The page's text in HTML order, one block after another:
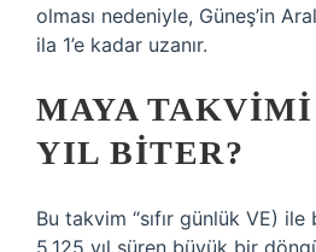
olması nedeniyle, Güneş’in
ila 1’e kadar uzanır.
MAYA
YIL BITER?
Bu takvim “sıfır günlük VE)
5.125 yıl süren büyük bir